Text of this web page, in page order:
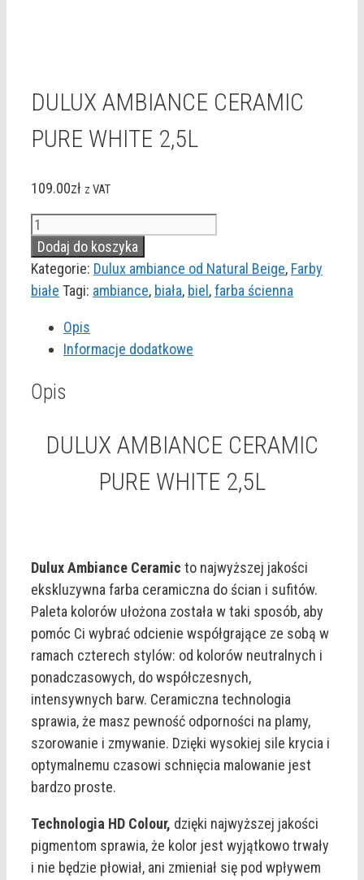
DULUX AMBIANCE CERAMIC
PURE WHITE 2,5L
109.00zł z VAT
ilość
DULUX
AMBIANCE
CERAMIC
WHITE
2,5L
Dodaj do koszyka
Kategorie: Dulux ambiance od Natural Beige, Farby
białe Tagi: ambiance, biała, biel,farba ścienna
Opis
Informacje dodatkowe
Opis
DULUX AMBIANCE CERAMIC
PURE WHITE 2,5L
Dulux Ambiance Ceramic to najwyższej jakości
ekskluzywna farba ceramiczna do ścian i sufitów.
Paleta kolorów ułożona została w taki sposób, aby
pomóc Ci wybrać odcienie współgrające ze sobą w
ramach czterech stylów: od kolorów neutralnych i
ponadczasowych, do współczesnych,
intensywnych barw. Ceramiczna technologia
sprawia, że masz pewność odporności na plamy,
szorowanie i zmywanie. Dzięki wysokiej sile krycia i
optymalnemu czasowi schnięcia malowanie jest
bardzo proste.
Technologia HD Colour, dzięki najwyższej jakości
pigmentom sprawia, że kolor jest wyjątkowo trwały
i nie będzie płowiał, ani zmieniał się pod wpływem